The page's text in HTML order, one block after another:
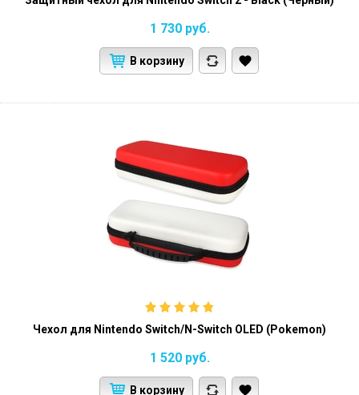
1 730 руб.
В корзину
Чехол для Nintendo Switch/N-Switch OLED (Pokemon)
1 520 руб.
В корзину